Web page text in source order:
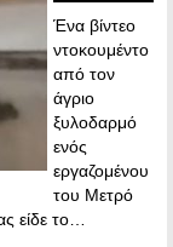
Ένα βίντεο
ντοκουμέντο
από τον
άγριο
ξυλοδαρμό
ενός
εργαζομένου
του Μετρό
είδε το…